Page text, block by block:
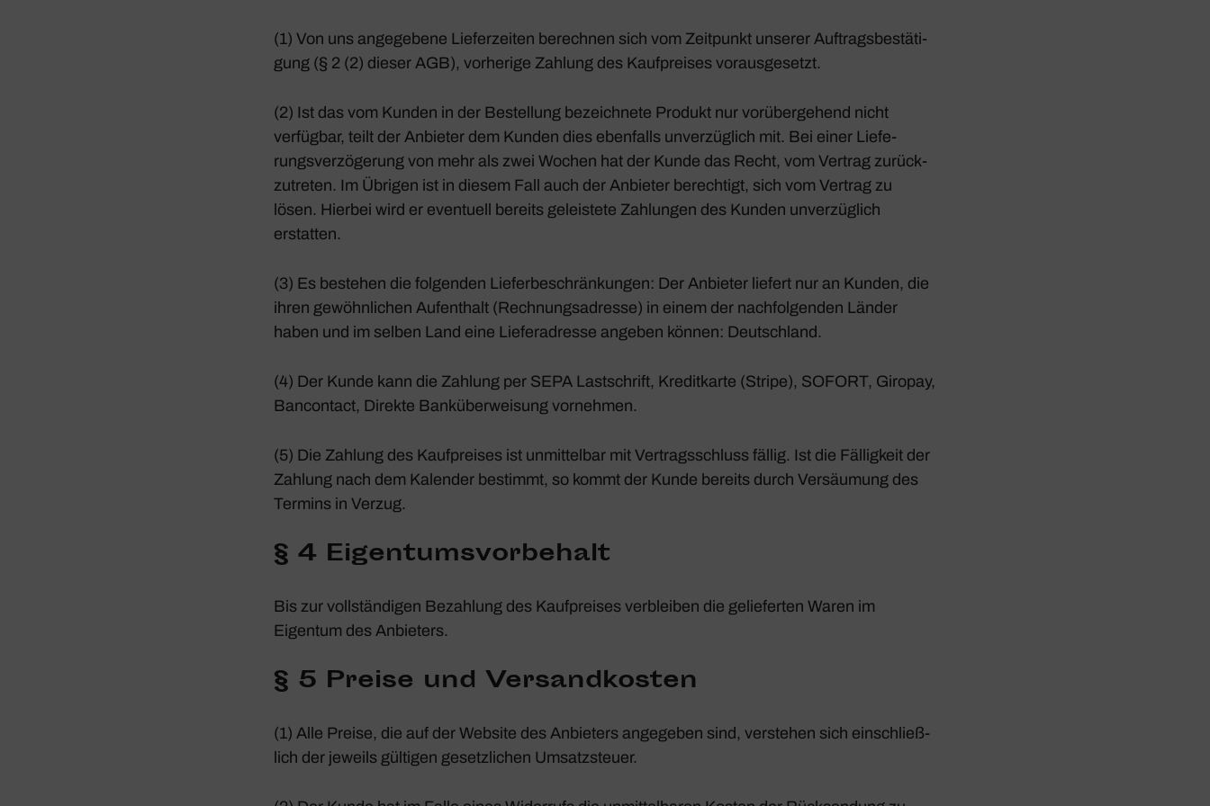
(1) Von uns ange­ge­bene Liefer­zeiten berechnen sich vom Zeit­punkt unserer Auftrags­be­stä­ti­
gung (§ 2 (2) dieser AGB), vorhe­rige Zahlung des Kauf­preises voraus­ge­setzt.
(2) Ist das vom Kunden in der Bestel­lung bezeich­nete Produkt nur vorüber­ge­hend nicht
verfügbar, teilt der Anbieter dem Kunden dies eben­falls unver­züg­lich mit. Bei einer Liefe­
rungs­ver­zö­ge­rung von mehr als zwei Wochen hat der Kunde das Recht, vom Vertrag zurück­
zu­treten. Im Übrigen ist in diesem Fall auch der Anbieter berech­tigt, sich vom Vertrag zu
lösen. Hierbei wird er even­tuell bereits geleis­tete Zahlungen des Kunden unver­züg­lich
erstatten.
(3) Es bestehen die folgenden Liefer­be­schrän­kungen: Der Anbieter liefert nur an Kunden, die
ihren gewöhn­li­chen Aufent­halt (Rech­nungs­adresse) in einem der nach­fol­genden Länder
haben und im selben Land eine Liefer­adresse angeben können: Deutsch­land.
(4) Der Kunde kann die Zahlung per SEPA Last­schrift, Kredit­karte (Stripe), SOFORT, Giropay,
Bancontact, Direkte Bank­über­wei­sung vornehmen.
(5) Die Zahlung des Kauf­preises ist unmit­telbar mit Vertrags­schluss fällig. Ist die Fällig­keit der
Zahlung nach dem Kalender bestimmt, so kommt der Kunde bereits durch Versäu­mung des
Termins in Verzug.
§ 4 Eigen­tums­vor­be­halt
Bis zur voll­stän­digen Bezah­lung des Kauf­preises verbleiben die gelie­ferten Waren im
Eigentum des Anbie­ters.
§ 5 Preise und Versand­kosten
(1) Alle Preise, die auf der Website des Anbie­ters ange­geben sind, verstehen sich einschließ­
lich der jeweils gültigen gesetz­li­chen Umsatz­steuer.